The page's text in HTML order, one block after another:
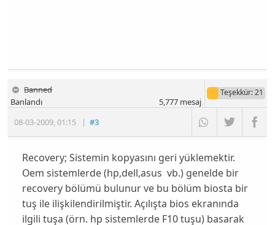
Banned
08-03-2009,01:15 |#3
Banlandı
Teşekkür: 21
5,777mesaj
Recovery; Sistemin kopyasını geri yüklemektir.
Oem sistemlerde (hp,dell,asus vb.) genelde bir
recovery bölümü bulunur ve bu bölüm biosta bir
tuş ile ilişkilendirilmiştir. Açılışta bios ekranında
ilgili tuşa (örn. hp sistemlerde F10 tuşu) basarak